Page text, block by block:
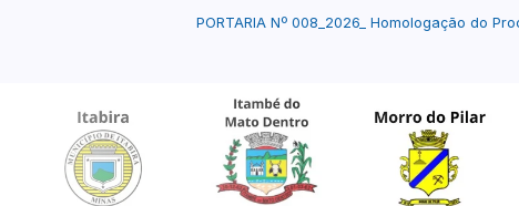
PORTARIA Nº 008_2026_ Homologação do